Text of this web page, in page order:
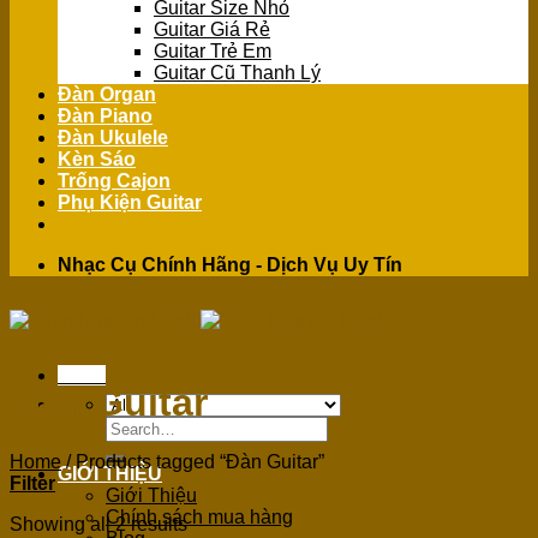
Guitar Size Nhỏ
Guitar Giá Rẻ
Guitar Trẻ Em
Guitar Cũ Thanh Lý
Đàn Organ
Đàn Piano
Đàn Ukulele
Kèn Sáo
Trống Cajon
Phụ Kiện Guitar
Nhạc Cụ Chính Hãng - Dịch Vụ Uy Tín
Search
for:
GIỚI THIỆU
Giới Thiệu
Chính sách mua hàng
Đàn Guitar
Home /Products tagged “Đàn Guitar”
Filter
Showing all 2 results